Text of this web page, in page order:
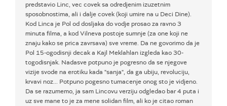
predstavio Linc, vec covek sa odredjenim izuzetnim
sposobnostima, ali i dalje covek (koji umire na u Deci Dine).
Kod Linca je Pol od dosljaka do vodje prosao za ravno 3
minuta filma, a kod Vilneva postoje sumnje (za one koji ne
znaju kako se prica zavrsava) sve vreme. Da ne govorimo da je
Pol 15-ogodisnji decak a Kajl Meklahlan izgleda kao 30-
togodisnjak. Nadasve potpuno je pogresno da se njegove
vizije svode na erotiku kada "sanja", da ga ubiju, revoluciju,
krvavi noz... Potpuno pogesno tumacenje onog sto je vidjeno.
Da se razumemo, ja sam Lincovu verziju odgledao bar 4 puta i
uz sve mane to je za mene solidan film, ali ko je citao roman